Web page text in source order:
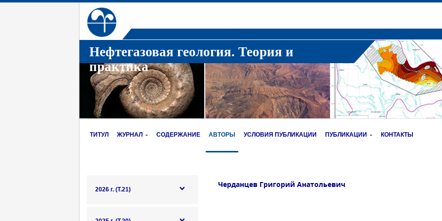
Нефтегазовая геология. Теория и
практика
ТИТУЛ ЖУРНАЛ СОДЕРЖАНИЕ АВТОРЫ УСЛОВИЯ ПУБЛИКАЦИИ ПУБЛИКАЦИИ КОНТАКТЫ
2026 г. (Т.21)
Черданцев Григорий Анатольевич